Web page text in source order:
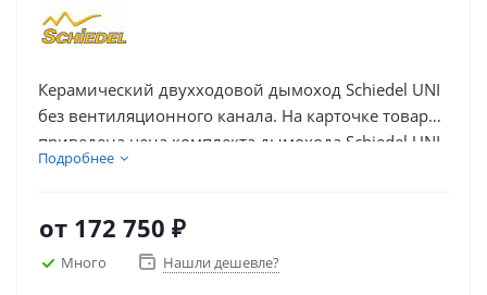
Керамический двухходовой дымоход Schiedel UNI
без вентиляционного канала. На карточке товара
приведена цена комплекта дымохода Schiedel UNI
из керамики с двумя дымоходными каналами без
каналов.
Подробнее
от 172 750 ₽
Много Нашли дешевле?